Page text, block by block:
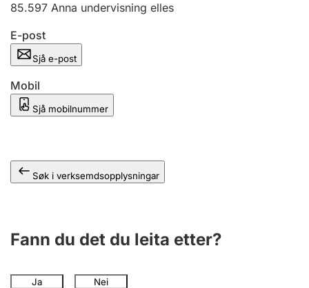
85.597 Anna undervisning elles
E-post
Sjå e-post
Mobil
Sjå mobilnummer
Søk i verksemdsopplysningar
Fann du det du leita etter?
Ja Nei